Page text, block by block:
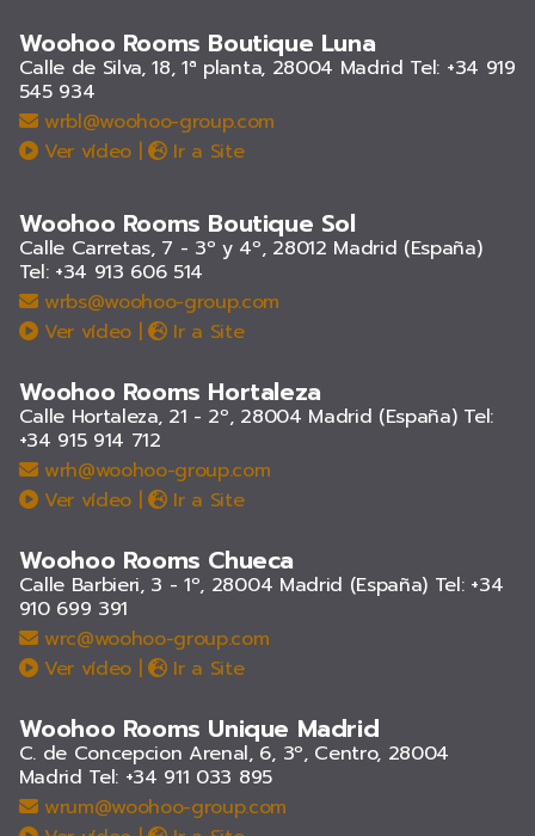
Woohoo Rooms Boutique Luna
Calle de Silva, 18, 1ª planta, 28004 Madrid Tel: +34 919
545 934
wrbl@woohoo-group.com
Ver vídeo | Ir a Site
Woohoo Rooms Boutique Sol
Calle Carretas, 7 - 3º y 4º, 28012 Madrid (España)
Tel: +34 913 606 514
wrbs@woohoo-group.com
Ver vídeo | Ir a Site
Woohoo Rooms Hortaleza
Calle Hortaleza, 21 - 2º, 28004 Madrid (España) Tel:
+34 915 914 712
wrh@woohoo-group.com
Ver vídeo | Ir a Site
Woohoo Rooms Chueca
Calle Barbieri, 3 - 1º, 28004 Madrid (España) Tel: +34
910 699 391
wrc@woohoo-group.com
Ver vídeo | Ir a Site
Woohoo Rooms Unique Madrid
C. de Concepcion Arenal, 6, 3º, Centro, 28004
Madrid Tel: +34 911 033 895
wrum@woohoo-group.com